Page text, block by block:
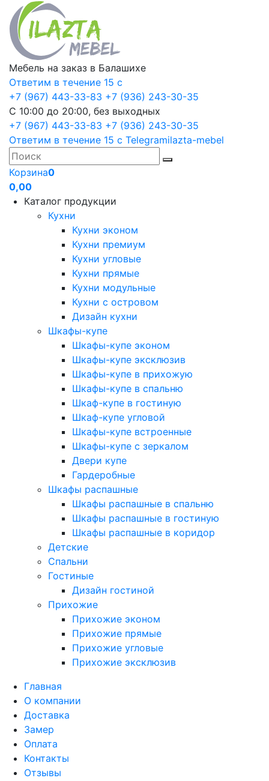
Мебель на заказ в Балашихе
Ответим в течение 15 с
+7 (967) 443-33-83 +7 (936) 243-30-35
С 10:00 до 20:00, без выходных
+7 (967) 443-33-83 +7 (936) 243-30-35
Ответим в течение 15 с Telegramilazta-mebel
Корзина0
0,00
Каталог продукции
Кухни
Кухни эконом
Кухни премиум
Кухни угловые
Кухни прямые
Кухни модульные
Кухни с островом
Дизайн кухни
Шкафы-купе
Шкафы-купе эконом
Шкафы-купе эксклюзив
Шкафы-купе в прихожую
Шкафы-купе в спальню
Шкаф-купе в гостиную
Шкаф-купе угловой
Шкафы-купе встроенные
Шкафы-купе с зеркалом
Двери купе
Гардеробные
Шкафы распашные
Шкафы распашные в спальню
Шкафы распашные в гостиную
Шкафы распашные в коридор
Детские
Спальни
Гостиные
Дизайн гостиной
Прихожие
Прихожие эконом
Прихожие прямые
Прихожие угловые
Прихожие эксклюзив
Главная
О компании
Доставка
Замер
Оплата
Контакты
Отзывы